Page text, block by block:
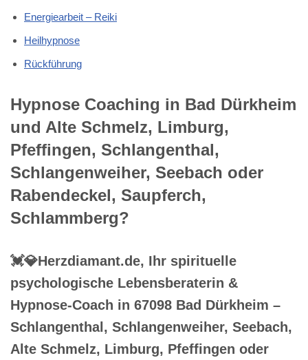
Energiearbeit – Reiki
Heilhypnose
Rückführung
Hypnose Coaching in Bad Dürkheim
und Alte Schmelz, Limburg,
Pfeffingen, Schlangenthal,
Schlangenweiher, Seebach oder
Rabendeckel, Saupferch,
Schlammberg?
💓️💎Herzdiamant.de, Ihr spirituelle
psychologische Lebensberaterin &
Hypnose-Coach in 67098 Bad Dürkheim –
Schlangenthal, Schlangenweiher, Seebach,
Alte Schmelz, Limburg, Pfeffingen oder